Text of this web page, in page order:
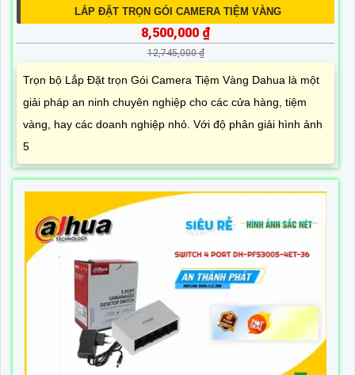
LẮP ĐẶT TRỌN GÓI CAMERA TIỆM VÀNG
8,500,000 ₫
12,745,000 ₫
Trọn bộ Lắp Đặt trọn Gói Camera Tiệm Vàng Dahua là một
giải pháp an ninh chuyên nghiệp cho các cửa hàng, tiệm
vàng, hay các doanh nghiệp nhỏ. Với độ phân giải hình ảnh
5